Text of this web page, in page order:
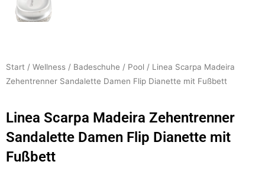
Start / Wellness / Badeschuhe / Pool / Linea Scarpa Madeira
Zehentrenner Sandalette Damen Flip Dianette mit Fußbett
Linea Scarpa Madeira Zehentrenner
Sandalette Damen Flip Dianette mit
Fußbett